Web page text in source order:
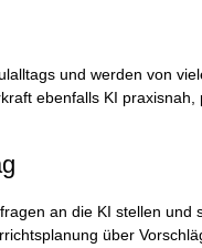
und werden von
ebenfalls KI
an die KI stellen
über